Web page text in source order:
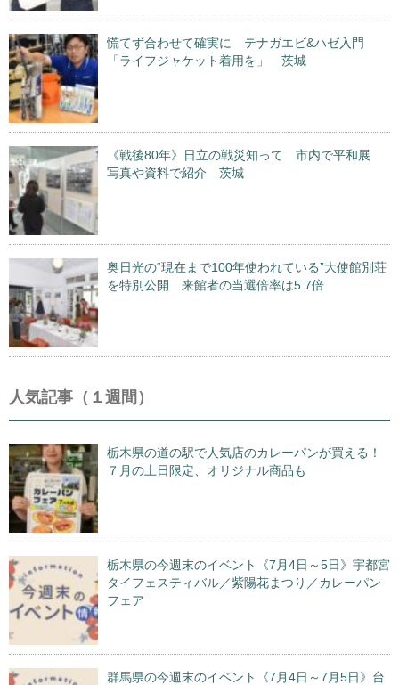
慌てず合わせて確実に テナガエビ&ハゼ入門
「ライフジャケット着用を」 茨城
《戦後80年》日立の戦災知って 市内で平和展
写真や資料で紹介 茨城
奥日光の“現在まで100年使われている”大使館別荘
を特別公開 来館者の当選倍率は5.7倍
人気記事（１週間）
栃木県の道の駅で人気店のカレーパンが買える！
７月の土日限定、オリジナル商品も
栃木県の今週末のイベント《7月4日～5日》宇都宮
タイフェスティバル／紫陽花まつり／カレーパン
フェア
群馬県の今週末のイベント《7月4日～7月5日》台